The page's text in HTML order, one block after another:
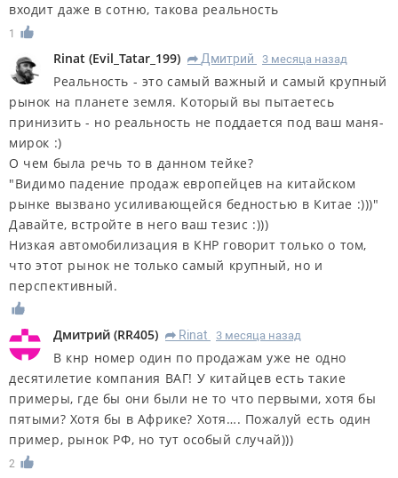
входит даже в сотню, такова реальность
1
Rinat (Evil_Tatar_199) R Дмитрий 3 месяца назад
Реальность - это самый важный и самый крупный
рынок на планете земля. Который вы пытаетесь
принизить - но реальность не поддается под ваш маня-
мирок :)
О чем была речь то в данном тейке?
"Видимо падение продаж европейцев на китайском
рынке вызвано усиливающейся бедностью в Китае :)))"
Давайте, встройте в него ваш тезис :)))
Низкая автомобилизация в КНР говорит только о том,
что этот рынок не только самый крупный, но и
перспективный.
Дмитрий (RR405) R Rinat 3 месяца назад
В кнр номер один по продажам уже не одно
десятилетие компания ВАГ! У китайцев есть такие
примеры, где бы они были не то что первыми, хотя бы
пятыми? Хотя бы в Африке? Хотя…. Пожалуй есть один
пример, рынок РФ, но тут особый случай)))
2